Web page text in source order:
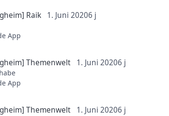
Raik 1. Juni 20206 j
App
Themenwelt 1. Juni 20206 j
App
Themenwelt 1. Juni 20206 j